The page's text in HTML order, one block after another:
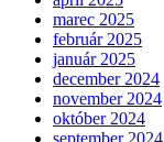
marec 2025
február 2025
január 2025
december 2024
november 2024
október 2024